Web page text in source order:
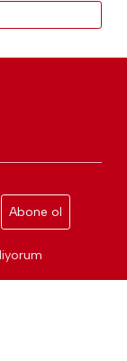
Abone ol